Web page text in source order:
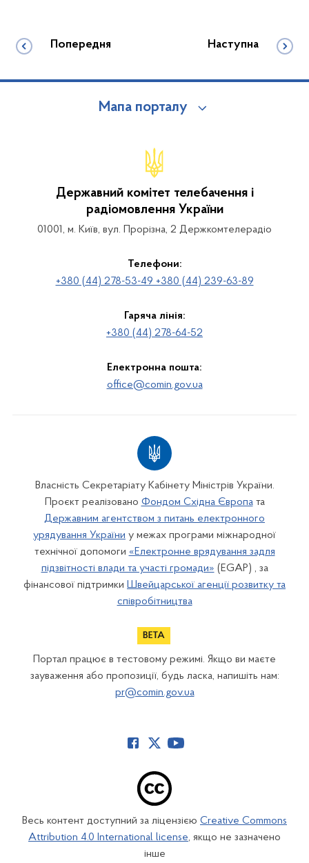
Попередня Наступна
Мапа порталу
Державний комітет телебачення і
радіомовлення України
01001, м. Київ, вул. Прорізна, 2 Держкомтелерадіо
Телефони:
+380 (44) 278-53-49 +380 (44) 239-63-89
Гаряча лінія:
+380 (44) 278-64-52
Електронна пошта:
office@comin.gov.ua
Власність Секретаріату Кабінету Міністрів України.
Проєкт реалізовано Фондом Східна Європата
Державним агентством з питань електронного
урядування України у межах програми міжнародної
технічної допомоги «Електронне врядування задля
підзвітності влади та участі громади» (EGAP) , за
фінансової підтримки Швейцарської агенції розвитку та
співробітництва
Портал працює в тестовому режимі. Якщо ви маєте
зауваження або пропозиції, будь ласка, напишіть нам:
pr@comin.gov.ua
Весь контент доступний за ліцензією Creative Commons
Attribution 4.0 International license, якщо не зазначено
інше